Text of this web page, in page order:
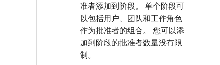
准者添加到阶段。 单个阶段可
以包括用户、团队和工作角色
作为批准者的组合。 您可以添
加到阶段的批准者数量没有限
制。